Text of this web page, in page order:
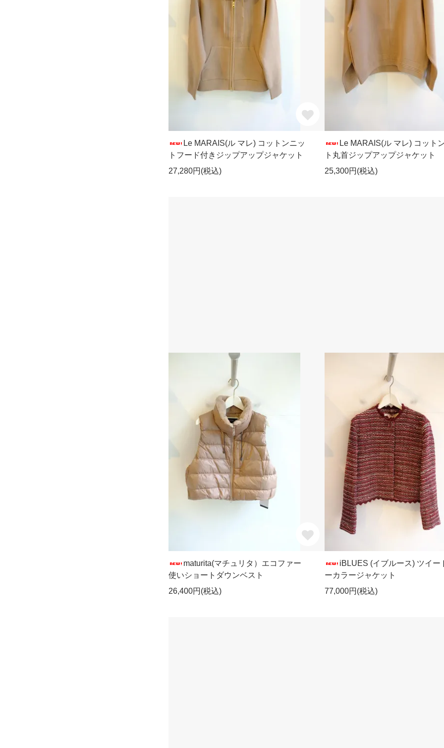
Le MARAIS(ル マレ) コットンニッ
トフード付きジップアップジャケット
27,280円(税込)
Le MARAIS(ル マレ) コット
ト丸首ジップアップジャケット
25,300円(税込)
maturita(マチュリタ）エコファー
使いショートダウンベスト
26,400円(税込)
iBLUES (イブルース) ツイー
ーカラージャケット
77,000円(税込)